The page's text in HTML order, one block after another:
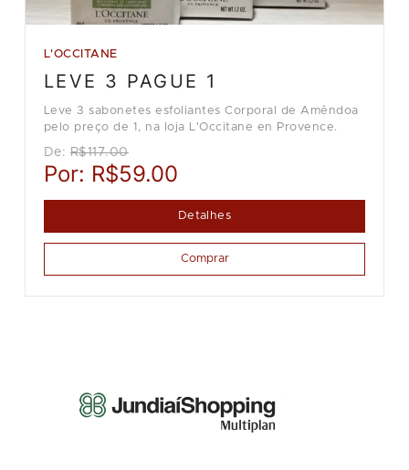
L'OCCITANE
LEVE 3 PAGUE 1
Leve 3 sabonetes esfoliantes Corporal de Amêndoa
pelo preço de 1, na loja L'Occitane en Provence.
De: R$117.00
Por: R$59.00
Detalhes
Comprar